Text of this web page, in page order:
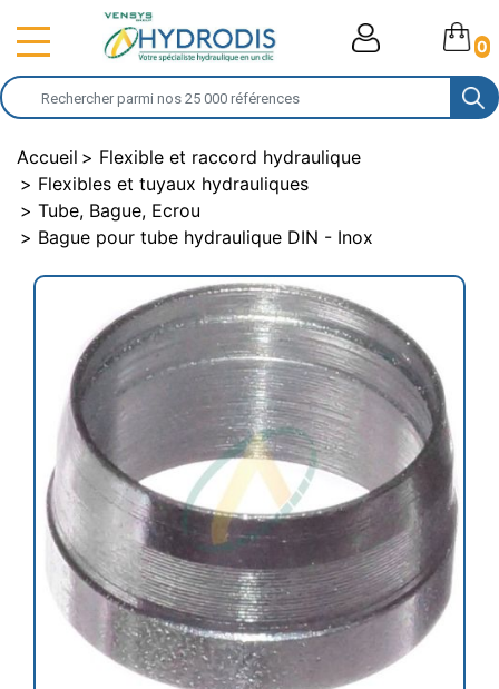
0
Accueil
Flexible et raccord hydraulique
Flexibles et tuyaux hydrauliques
Tube, Bague, Ecrou
Bague pour tube hydraulique DIN - Inox